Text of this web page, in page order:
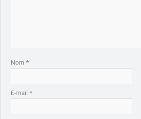
Nom*
E-mail*